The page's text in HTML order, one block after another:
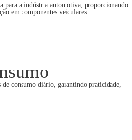
para a indústria automotiva, proporcionando
em componentes veiculares
de consumo diário, garantindo praticidade,